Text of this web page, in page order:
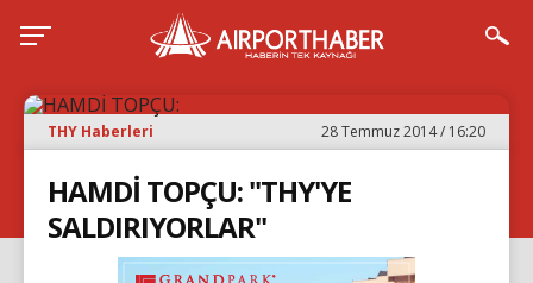
THY Haberleri 28 Temmuz 2014 / 16:20
HAMDİ TOPÇU: "THY'YE
SALDIRIYORLAR"